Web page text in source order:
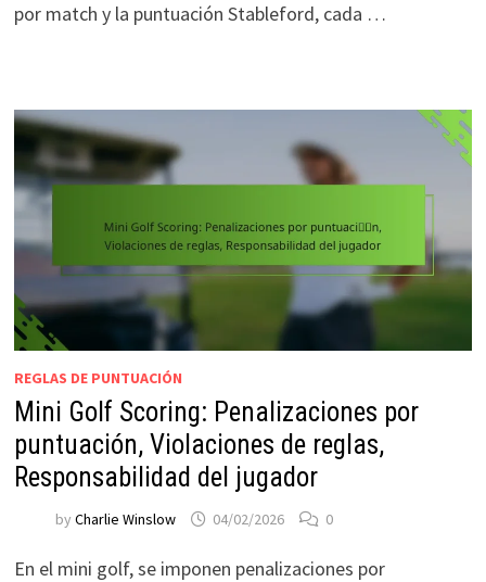
por match y la puntuación Stableford, cada …
REGLAS DE PUNTUACIÓN
Mini Golf Scoring: Penalizaciones por
puntuación, Violaciones de reglas,
Responsabilidad del jugador
by Charlie Winslow 04/02/2026 0
En el mini golf, se imponen penalizaciones por